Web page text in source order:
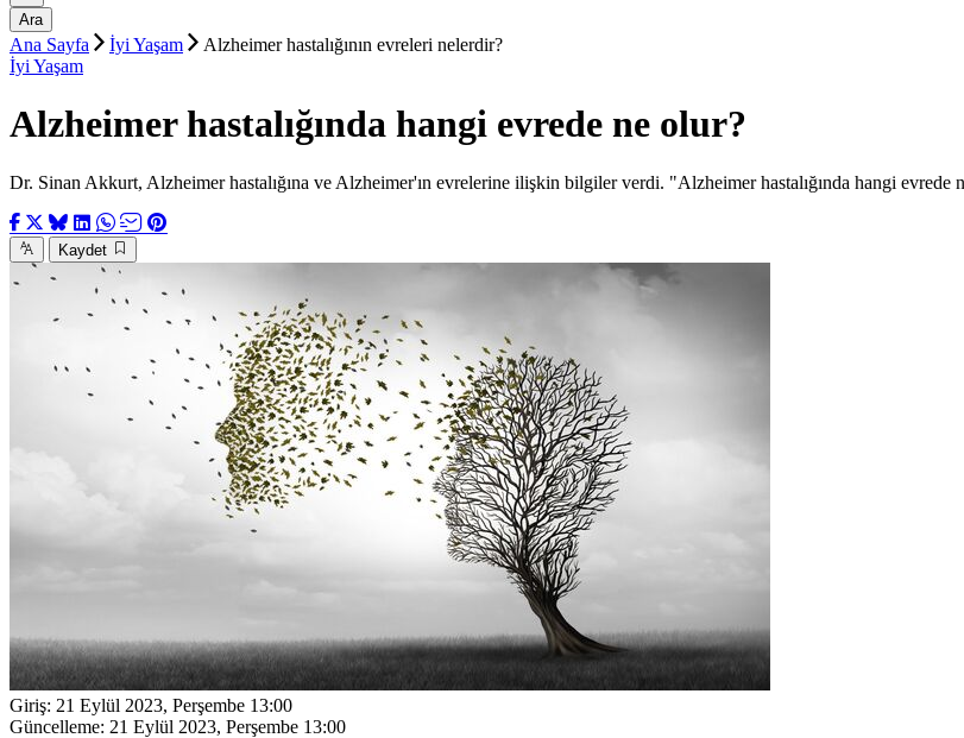
Ara
Ana Sayfa İyi Yaşam
Alzheimer hastalığının evreleri nelerdir?
İyi Yaşam
Alzheimer hastalığında hangi evrede ne olur?
Dr. Sinan Akkurt, Alzheimer hastalığına ve Alzheimer'ın evrelerine ilişkin bilgiler verdi. "Alzheimer hastalığında hangi evrede
Kaydet
Giriş: 21 Eylül 2023, Perşembe 13:00
Güncelleme: 21 Eylül 2023, Perşembe 13:00